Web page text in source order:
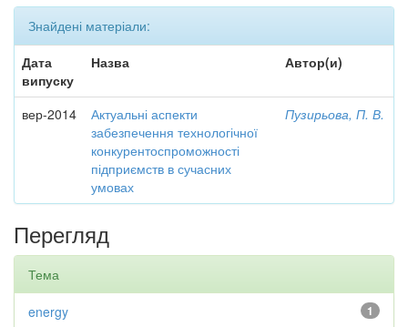
Знайдені матеріали:
Дата
випуску
Назва Автор(и)
вер-2014
Актуальні аспекти
забезпечення технологічної
конкурентоспроможності
підприємств в сучасних
умовах
Пузирьова, П. В.
Перегляд
Тема
1
energy